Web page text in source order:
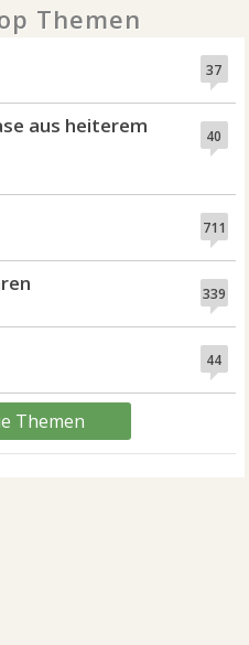
Themen
37
40
aus heiterem
711
339
44
Themen